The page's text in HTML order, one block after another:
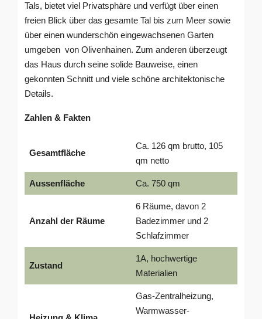
Tals, bietet viel Privatsphäre und verfügt über einen
freien Blick über das gesamte Tal bis zum Meer sowie
über einen wunderschön eingewachsenen Garten
umgeben von Olivenhainen. Zum anderen überzeugt
das Haus durch seine solide Bauweise, einen
gekonnten Schnitt und viele schöne architektonische
Details.
Zahlen & Fakten
Gesamtfläche
Ca. 126 qm brutto, 105
qm netto
Aussenfläche Ca. 750 qm
Anzahl der Räume
6 Räume, davon 2
Badezimmer und 2
Schlafzimmer
Zustand
1A, hochwertige
Materialien
Gas-Zentralheizung,
Warmwasser-